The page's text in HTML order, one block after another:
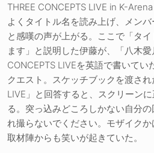
THREE CONCEPTS LIVE in K-
よくタイトル名を読み上げ、メンバ
と感嘆の声が上がる。ここで「タ
ます」と説明した伊藤が、「八木
CONCEPTS LIVEを英語で書いてい
クエスト。スケッチブックを渡さ
LIVE」と回答すると、スクリーン
る。突っ込みどころしかない自分
れ撮らないでください。モザイク
取材陣からも笑いが起きていた。